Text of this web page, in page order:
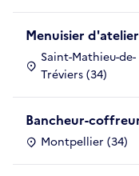
Menuisier d'atelier
Saint-Mathieu-de-
Tréviers (34)
Bancheur-
Montpellier (34)